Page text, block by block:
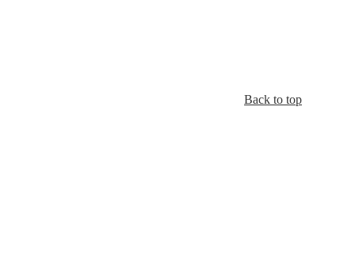
Back to top